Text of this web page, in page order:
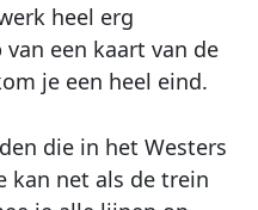
heel erg
een kaart van de
je een heel eind.
die in het Westers
kan net als de trein